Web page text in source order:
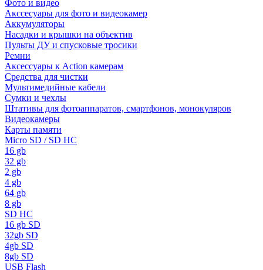
Фото и видео
Акссесуары для фото и видеокамер
Аккумуляторы
Насадки и крышки на объектив
Пульты ДУ и спусковые тросики
Ремни
Аксессуары к Action камерам
Средства для чистки
Мультимедийные кабели
Сумки и чехлы
Штативы для фотоаппаратов, смартфонов, монокуляров
Видеокамеры
Карты памяти
Micro SD / SD HC
16 gb
32 gb
2 gb
4 gb
64 gb
8 gb
SD HC
16 gb SD
32gb SD
4gb SD
8gb SD
USB Flash